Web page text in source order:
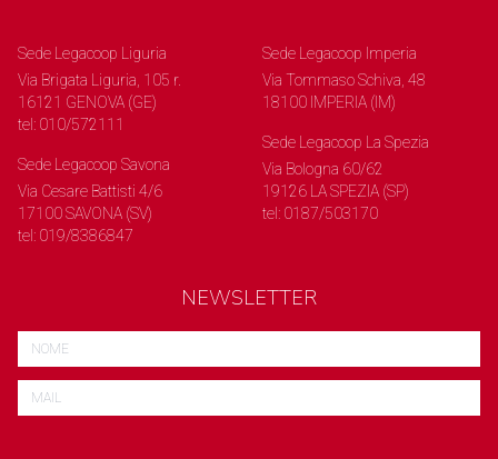
Sede Legacoop Liguria
Via Brigata Liguria, 105 r.
16121 GENOVA (GE)
tel: 010/572111
Sede Legacoop Savona
Via Cesare Battisti 4/6
17100 SAVONA (SV)
tel: 019/8386847
Sede Legacoop Imperia
Via Tommaso Schiva, 48
18100 IMPERIA (IM)
Sede Legacoop La Spezia
Via Bologna 60/62
19126 LA SPEZIA (SP)
tel: 0187/503170
NEWSLETTER